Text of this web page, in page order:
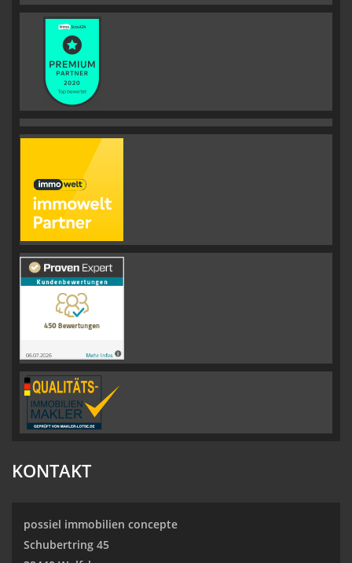
KONTAKT
possiel immobilien concepte
Schubertring 45